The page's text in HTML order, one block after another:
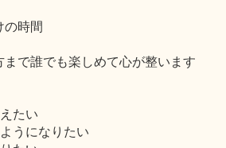
の時間
で誰でも楽しめて心が整います
たい
うになりたい